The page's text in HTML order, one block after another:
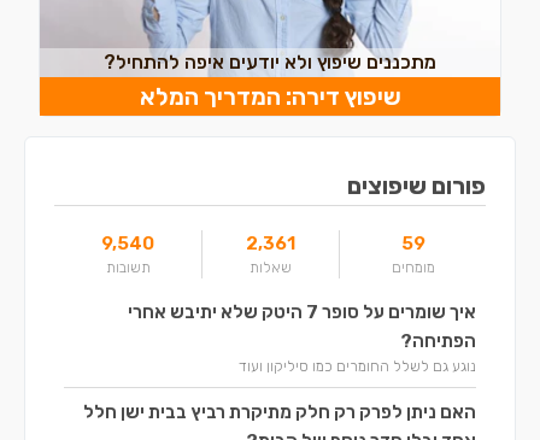
מתכננים שיפוץ ולא יודעים איפה להתחיל?
שיפוץ דירה: המדריך המלא
פורום שיפוצים
59
מומחים
2,361
שאלות
9,540
תשובות
איך שומרים על סופר 7 היטק שלא יתיבש אחרי
הפתיחה?
נוגע גם לשלל החומרים כמו סיליקון ועוד
האם ניתן לפרק רק חלק מתיקרת רביץ בבית ישן חלל